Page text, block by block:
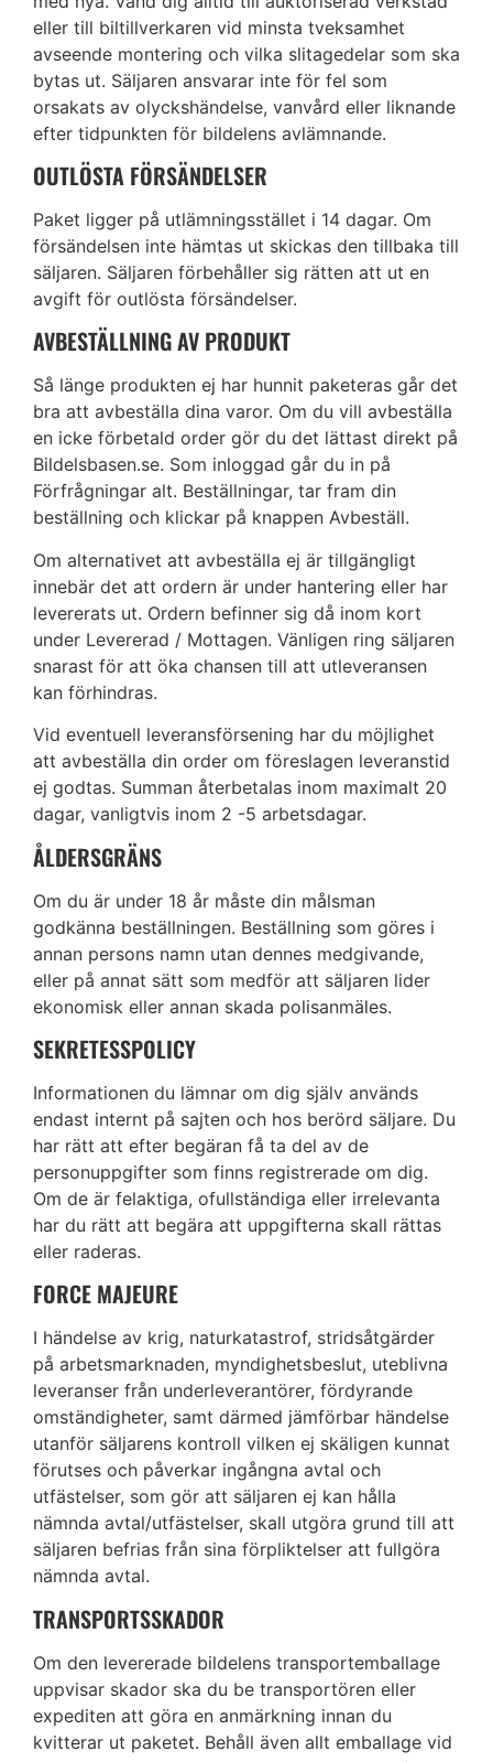
eller till biltillverkaren vid minsta tveksamhet
avseende montering och vilka slitagedelar som ska
bytas ut. Säljaren ansvarar inte för fel som
orsakats av olyckshändelse, vanvård eller liknande
efter tidpunkten för bildelens avlämnande.
OUTLÖSTA FÖRSÄNDELSER
Paket ligger på utlämningsstället i 14 dagar. Om
försändelsen inte hämtas ut skickas den tillbaka till
säljaren. Säljaren förbehåller sig rätten att ut en
avgift för outlösta försändelser.
AVBESTÄLLNING AV PRODUKT
Så länge produkten ej har hunnit paketeras går det
bra att avbeställa dina varor. Om du vill avbeställa
en icke förbetald order gör du det lättast direkt på
Bildelsbasen.se. Som inloggad går du in på
Förfrågningar alt. Beställningar, tar fram din
beställning och klickar på knappen Avbeställ.
Om alternativet att avbeställa ej är tillgängligt
innebär det att ordern är under hantering eller har
levererats ut. Ordern befinner sig då inom kort
under Levererad / Mottagen. Vänligen ring säljaren
snarast för att öka chansen till att utleveransen
kan förhindras.
Vid eventuell leveransförsening har du möjlighet
att avbeställa din order om föreslagen leveranstid
ej godtas. Summan återbetalas inom maximalt 20
dagar, vanligtvis inom 2 -5 arbetsdagar.
ÅLDERSGRÄNS
Om du är under 18 år måste din målsman
godkänna beställningen. Beställning som göres i
annan persons namn utan dennes medgivande,
eller på annat sätt som medför att säljaren lider
ekonomisk eller annan skada polisanmäles.
SEKRETESSPOLICY
Informationen du lämnar om dig själv används
endast internt på sajten och hos berörd säljare. Du
har rätt att efter begäran få ta del av de
personuppgifter som finns registrerade om dig.
Om de är felaktiga, ofullständiga eller irrelevanta
har du rätt att begära att uppgifterna skall rättas
eller raderas.
FORCE MAJEURE
I händelse av krig, naturkatastrof, stridsåtgärder
på arbetsmarknaden, myndighetsbeslut, uteblivna
leveranser från underleverantörer, fördyrande
omständigheter, samt därmed jämförbar händelse
utanför säljarens kontroll vilken ej skäligen kunnat
förutses och påverkar ingångna avtal och
utfästelser, som gör att säljaren ej kan hålla
nämnda avtal/utfästelser, skall utgöra grund till att
säljaren befrias från sina förpliktelser att fullgöra
nämnda avtal.
TRANSPORTSSKADOR
Om den levererade bildelens transportemballage
uppvisar skador ska du be transportören eller
expediten att göra en anmärkning innan du
kvitterar ut paketet. Behåll även allt emballage vid